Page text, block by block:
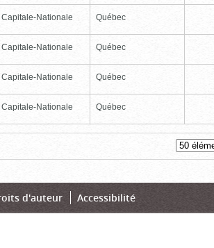
Capitale-Nationale Québec
Capitale-Nationale Québec
Capitale-Nationale Québec
Capitale-Nationale Québec
d'auteur Accessibilité